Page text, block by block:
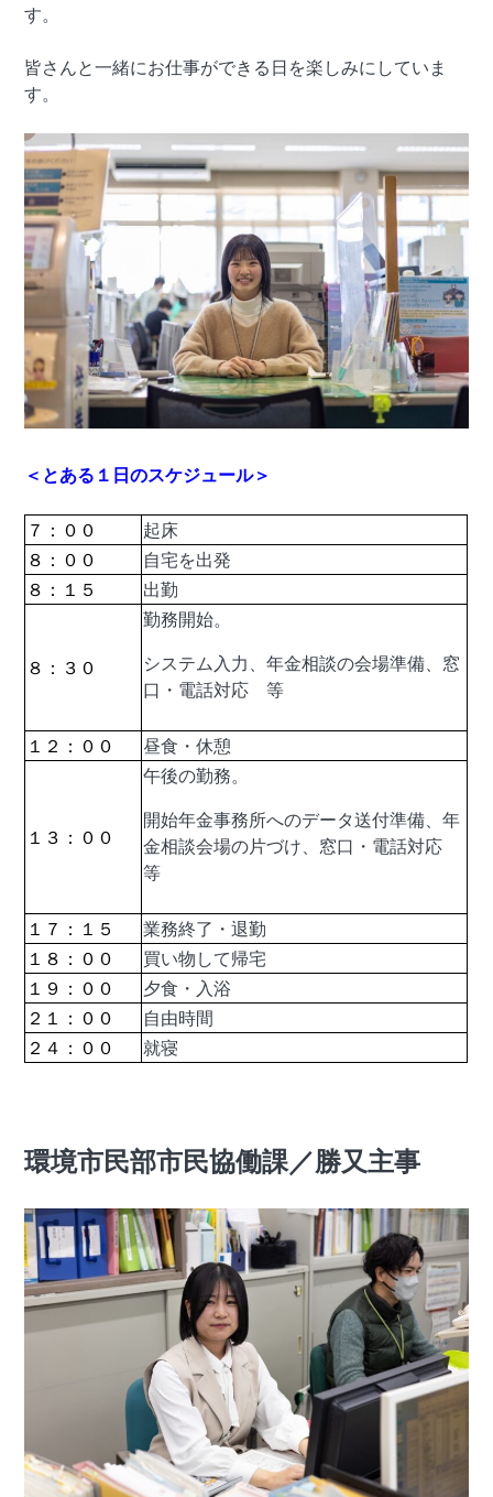
す。
皆さんと一緒にお仕事ができる日を楽しみにしていま
す。
＜とある１日のスケジュール＞
７：００ 起床
８：００ 自宅を出発
８：１５ 出勤
８：３０
勤務開始。
システム入力、年金相談の会場準備、窓
口・電話対応 等
１２：００ 昼食・休憩
１３：００
午後の勤務。
開始年金事務所へのデータ送付準備、年
金相談会場の片づけ、窓口・電話対応
等
１７：１５ 業務終了・退勤
１８：００ 買い物して帰宅
１９：００ 夕食・入浴
２１：００ 自由時間
２４：００ 就寝
環境市民部市民協働課／勝又主事